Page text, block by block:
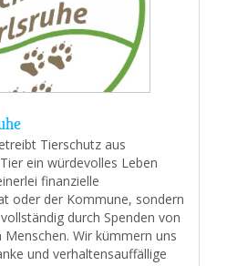
Tierschutz aus
ein würdevolles Leben
finanzielle
oder der Kommune, sondern
durch Spenden von
Wir kümmern uns
und verhaltensauffällige